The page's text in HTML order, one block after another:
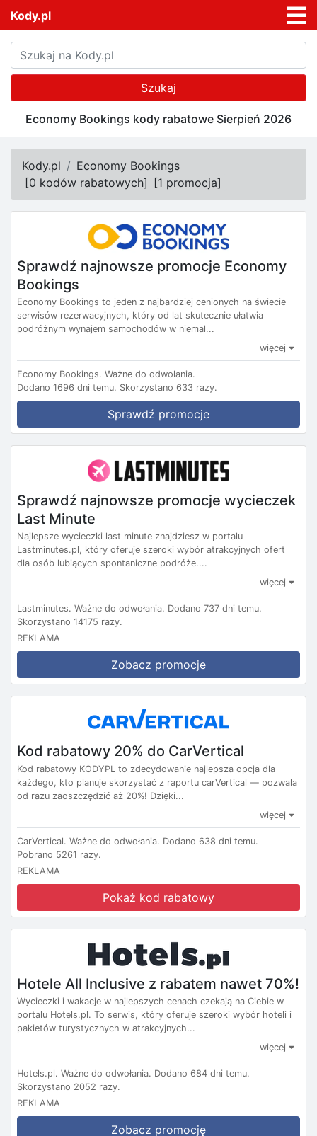
Kody.pl
Szukaj
Economy Bookings kody rabatowe Sierpień 2026
Kody.pl
Economy Bookings
[0 kodów rabatowych] [1 promocja]
Sprawdź najnowsze promocje Economy
Bookings
Economy Bookings to jeden z najbardziej cenionych na świecie
serwisów rezerwacyjnych, który od lat skutecznie ułatwia
podróżnym wynajem samochodów w niemal...
więcej
Economy Bookings. Ważne do odwołania.
Dodano 1696 dni temu. Skorzystano 633 razy.
Sprawdź promocje
Sprawdź najnowsze promocje wycieczek
Last Minute
Najlepsze wycieczki last minute znajdziesz w portalu
Lastminutes.pl, który oferuje szeroki wybór atrakcyjnych ofert
dla osób lubiących spontaniczne podróże....
więcej
Lastminutes. Ważne do odwołania. Dodano 737 dni temu.
Skorzystano 14175 razy.
REKLAMA
Zobacz promocje
Kod rabatowy 20% do CarVertical
Kod rabatowy KODYPL to zdecydowanie najlepsza opcja dla
każdego, kto planuje skorzystać z raportu carVertical — pozwala
od razu zaoszczędzić aż 20%! Dzięki...
więcej
CarVertical. Ważne do odwołania. Dodano 638 dni temu.
Pobrano 5261 razy.
REKLAMA
Pokaż kod rabatowy
Hotele All Inclusive z rabatem nawet 70%!
Wycieczki i wakacje w najlepszych cenach czekają na Ciebie w
portalu Hotels.pl. To serwis, który oferuje szeroki wybór hoteli i
pakietów turystycznych w atrakcyjnych...
więcej
Hotels.pl. Ważne do odwołania. Dodano 684 dni temu.
Skorzystano 2052 razy.
REKLAMA
Zobacz promocję